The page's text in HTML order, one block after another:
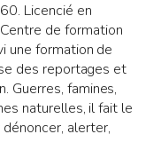
Licencié en
de formation
une formation de
des reportages et
Guerres, famines,
naturelles, il fait le
alerter,